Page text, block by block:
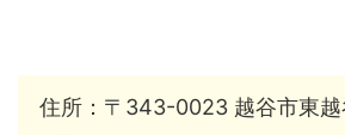
住所：〒343-0023 越谷市東越